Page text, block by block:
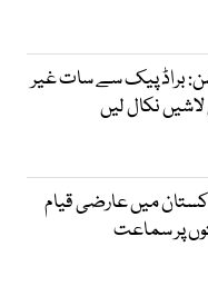
براڈ پیک سے سات غیر
نکال لیں
میں عارضی قیام
پر سماعت